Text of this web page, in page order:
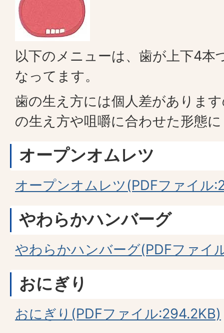
以下のメニューは、歯が上下4本
なってます。
歯の生え方には個人差がありま
の生え方や咀嚼に合わせた形態
オープンオムレツ
オープンオムレツ(PDFファイル
やわらかハンバーグ
やわらかハンバーグ(PDFファイ
おにぎり
おにぎり(PDFファイル:294.2KB)